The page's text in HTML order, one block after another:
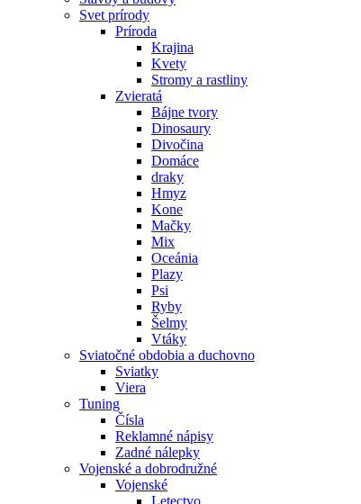
Svet prírody
Príroda
Krajina
Kvety
Stromy a rastliny
Zvieratá
Bájne tvory
Dinosaury
Divočina
Domáce
draky
Hmyz
Kone
Mačky
Mix
Oceánia
Plazy
Psi
Ryby
Šelmy
Vtáky
Sviatočné obdobia a duchovno
Sviatky
Viera
Tuning
Čísla
Reklamné nápisy
Zadné nálepky
Vojenské a dobrodružné
Vojenské
Letectvo